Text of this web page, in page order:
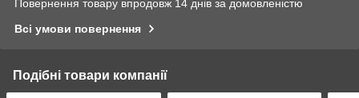
Повернення товару впродовж 14 днів за домовленістю
Всі умови повернення
Подібні товари компанії